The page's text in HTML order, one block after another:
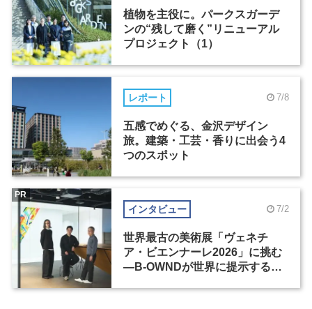
植物を主役に。パークスガーデ
ンの“残して磨く”リニューアル
プロジェクト（1）
レポート 7/8
五感でめぐる、金沢デザイン
旅。建築・工芸・香りに出会う4
つのスポット
インタビュー 7/2
世界最古の美術展「ヴェネチ
ア・ビエンナーレ2026」に挑む
―B-OWNDが世界に提示する美
PR